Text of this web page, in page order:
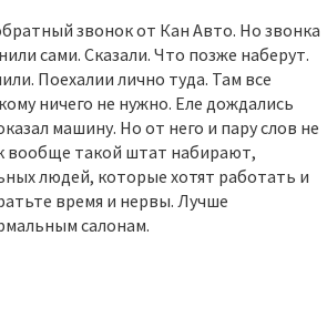
звонок от Кан Авто. Но звонка
сами. Сказали. Что позже наберут.
Поехалии лично туда. Там все
ничего не нужно. Еле дождались
машину. Но от него и пару слов не
вообще такой штат набирают,
людей, которые хотят работать и
время и нервы. Лучше
салонам.